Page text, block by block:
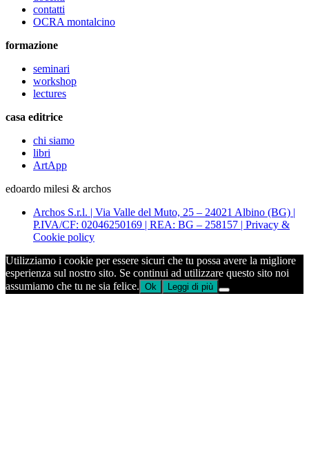
contatti
OCRA montalcino
formazione
seminari
workshop
lectures
casa editrice
chi siamo
libri
ArtApp
edoardo milesi & archos
Archos S.r.l. | Via Valle del Muto, 25 – 24021 Albino (BG) |
P.IVA/CF: 02046250169 | REA: BG – 258157 | Privacy &
Cookie policy
Utilizziamo i cookie per essere sicuri che tu possa avere la migliore
esperienza sul nostro sito. Se continui ad utilizzare questo sito noi
assumiamo che tu ne sia felice. Ok Leggi di più